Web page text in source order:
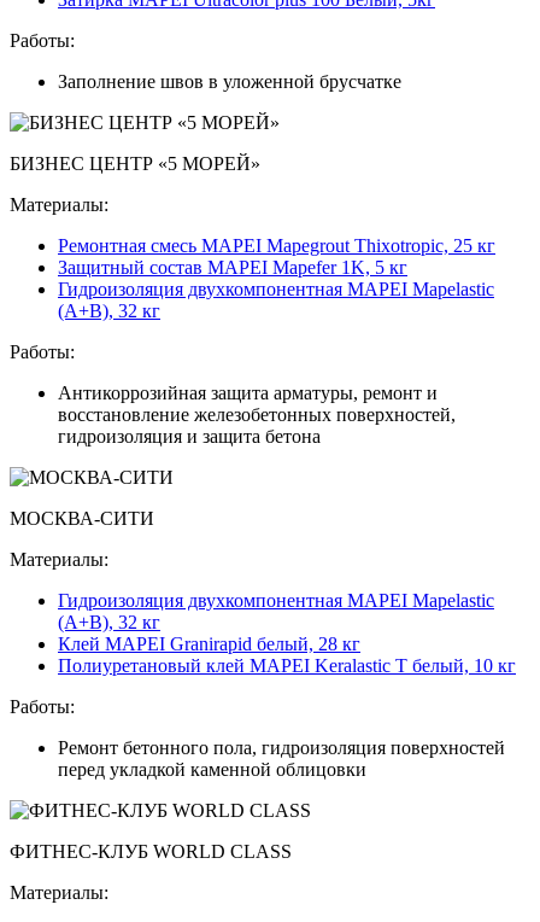
Работы:
Заполнение швов в уложенной брусчатке
БИЗНЕС ЦЕНТР «5 МОРЕЙ»
Материалы:
Ремонтная смесь MAPEI Mapegrout Thixotropic, 25 кг
Защитный состав MAPEI Mapefer 1K, 5 кг
Гидроизоляция двухкомпонентная MAPEI Mapelastic
(А+B), 32 кг
Работы:
Антикоррозийная защита арматуры, ремонт и
восстановление железобетонных поверхностей,
гидроизоляция и защита бетона
МОСКВА-СИТИ
Материалы:
Гидроизоляция двухкомпонентная MAPEI Mapelastic
(А+B), 32 кг
Клей MAPEI Granirapid белый, 28 кг
Полиуретановый клей MAPEI Keralastic T белый, 10 кг
Работы:
Ремонт бетонного пола, гидроизоляция поверхностей
перед укладкой каменной облицовки
ФИТНЕС-КЛУБ WORLD CLASS
Материалы: